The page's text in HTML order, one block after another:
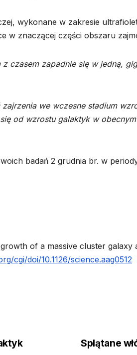
wykonane w zakresie
w znaczącej części obszaru
z czasem zapadnie się w jedną,
we wczesne stadium
od wzrostu galaktyk w obecnym
badań 2 grudnia br. w
of a massive cluster galaxy
cgi/doi/10.1126/science.aag0512
Splątane